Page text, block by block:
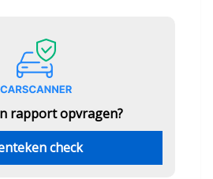
rapport opvragen?
check